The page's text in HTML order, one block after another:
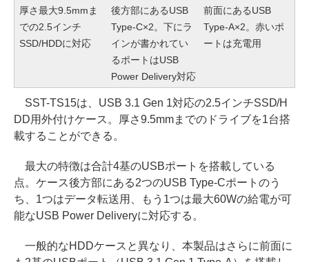
厚さ最大9.5mmま
での2.5インチ
SSD/HDDに対応
後方部にあるUSB
Type-C×2。下にラ
インが書かれてい
るポートはUSB
Power Delivery対応
前面にあるUSB
Type-A×2。赤いポ
ートは充電用
SST-TS15は、USB 3.1 Gen 1対応の2.5インチSSD/H
DD用外付けケース。厚さ9.5mmまでのドライブを1台搭
載することができる。
最大の特徴は合計4基のUSBポートを搭載している
点。ケース後方部にある2つのUSB Type-Cポートのう
ち、1つはデータ転送用、もう1つは最大60Wの給電が可
能なUSB Power Deliveryに対応する。
一般的なHDDケースと異なり、本製品はさらに前面に